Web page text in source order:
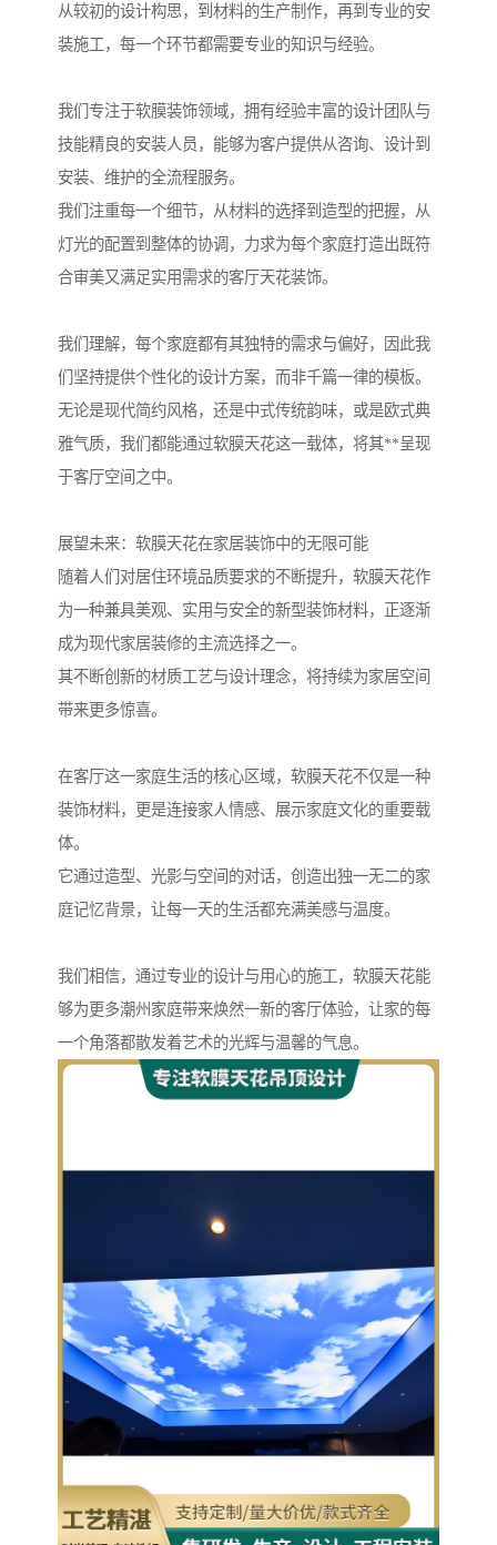
从较初的设计构思，到材料的生产制作，再到专业的安
装施工，每一个环节都需要专业的知识与经验。
我们专注于软膜装饰领域，拥有经验丰富的设计团队与
技能精良的安装人员，能够为客户提供从咨询、设计到
安装、维护的全流程服务。
我们注重每一个细节，从材料的选择到造型的把握，从
灯光的配置到整体的协调，力求为每个家庭打造出既符
合审美又满足实用需求的客厅天花装饰。
我们理解，每个家庭都有其独特的需求与偏好，因此我
们坚持提供个性化的设计方案，而非千篇一律的模板。
无论是现代简约风格，还是中式传统韵味，或是欧式典
雅气质，我们都能通过软膜天花这一载体，将其**呈现
于客厅空间之中。
展望未来：软膜天花在家居装饰中的无限可能
随着人们对居住环境品质要求的不断提升，软膜天花作
为一种兼具美观、实用与安全的新型装饰材料，正逐渐
成为现代家居装修的主流选择之一。
其不断创新的材质工艺与设计理念，将持续为家居空间
带来更多惊喜。
在客厅这一家庭生活的核心区域，软膜天花不仅是一种
装饰材料，更是连接家人情感、展示家庭文化的重要载
体。
它通过造型、光影与空间的对话，创造出独一无二的家
庭记忆背景，让每一天的生活都充满美感与温度。
我们相信，通过专业的设计与用心的施工，软膜天花能
够为更多潮州家庭带来焕然一新的客厅体验，让家的每
一个角落都散发着艺术的光辉与温馨的气息。